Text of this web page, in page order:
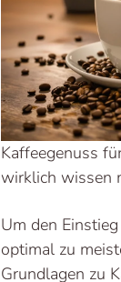
Kaffeegenuss
wirklich wissen
Um den
optimal zu
Grundlagen zu